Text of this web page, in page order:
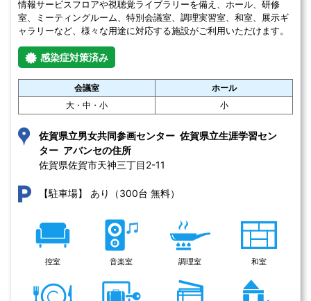
情報サービスフロアや視聴覚ライブラリーを備え、ホール、研修
室、ミーティングルーム、特別会議室、調理実習室、和室、展示ギ
ャラリーなど、様々な用途に対応する施設がご利用いただけます。
感染症対策済み
会議室
ホール
大・中・小
小
佐賀県立男女共同参画センター 佐賀県立生涯学習セン
ター アバンセの住所
佐賀県佐賀市天神三丁目2-11
【駐車場】 あり（300台 無料）
控室 音楽室 調理室 和室